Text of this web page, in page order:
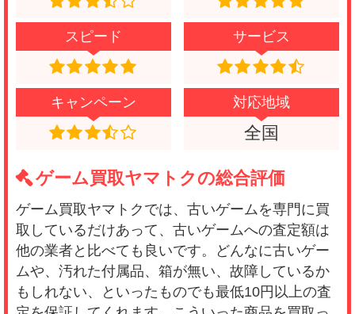
スピード サービス
キャンペーン 対応地域
全国
ゲーム買取ヤマトクの総合評価
ゲーム買取ヤマトクでは、古いゲームを専門に買
取しているだけあって、古いゲームへの査定額は
他の業者と比べても良いです。どんなに古いゲー
ムや、汚れた付属品、箱が無い、故障しているか
もしれない、といったものでも最低10円以上の査